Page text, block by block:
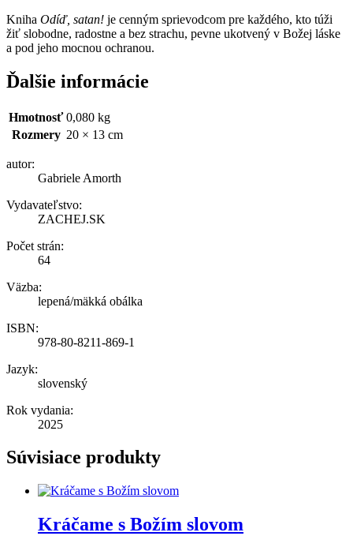
Kniha Odíď, satan! je cenným sprievodcom pre každého, kto túži
žiť slobodne, radostne a bez strachu, pevne ukotvený v Božej láske
a pod jeho mocnou ochranou.
Ďalšie informácie
Hmotnosť 0,080 kg
Rozmery 20 × 13 cm
autor:
Gabriele Amorth
Vydavateľstvo:
ZACHEJ.SK
Počet strán:
64
Väzba:
lepená/mäkká obálka
ISBN:
978-80-8211-869-1
Jazyk:
slovenský
Rok vydania:
2025
Súvisiace produkty
Kráčame s Božím slovom